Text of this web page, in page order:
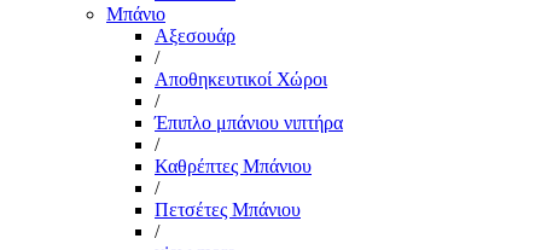
Μπάνιο
Αξεσουάρ
/
Αποθηκευτικοί Χώροι
/
Έπιπλο μπάνιου νιπτήρα
/
Καθρέπτες Μπάνιου
/
Πετσέτες Μπάνιου
/